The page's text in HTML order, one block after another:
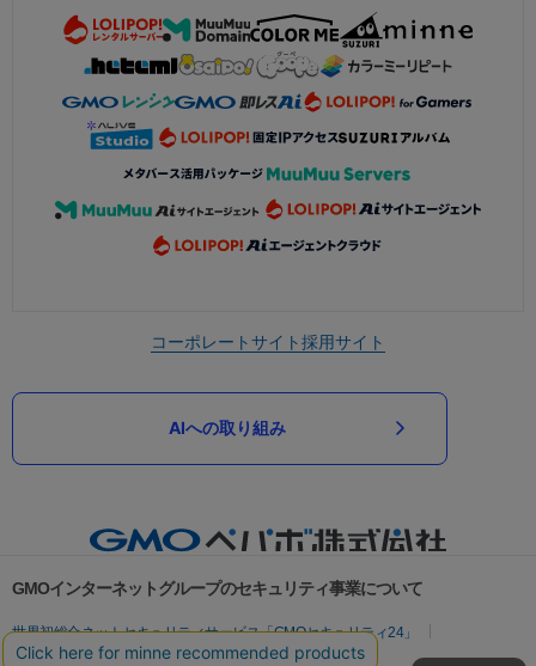
コーポレートサイト採用サイト
AIへの取り組み
GMOインターネットグループのセキュリティ事業について
世界初総合ネットセキュリティサービス「GMOセキュリティ24」
パスワード漏洩診断
Webサイトリスク診断